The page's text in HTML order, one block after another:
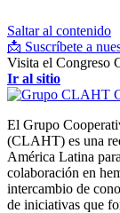
Saltar al contenido
📩 Suscríbete a
Visita el Congreso
Ir al sitio
El Grupo
(CLAHT) es una
América Latina
colaboración en
intercambio de
de iniciativas que